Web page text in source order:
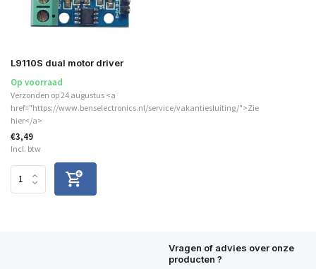
L9110S dual motor driver
Op voorraad
Verzonden op 24 augustus <a
href="https://www.benselectronics.nl/service/vakantiesluiting/">Zie
hier</a>
€3,49
Incl. btw
Vragen of advies over onze
producten ?